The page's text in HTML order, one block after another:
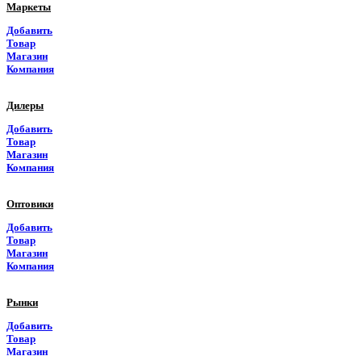
Маркеты
Добавить
Товар
Магазин
Компания
Дилеры
Добавить
Товар
Магазин
Компания
Оптовики
Добавить
Товар
Магазин
Компания
Рынки
Добавить
Товар
Магазин